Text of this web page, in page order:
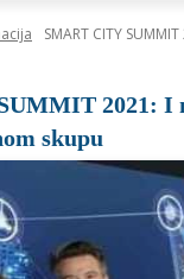
SMART CITY
2021: I
skupu